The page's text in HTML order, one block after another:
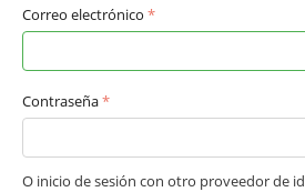
Correo electrónico
Contraseña
O inicio de sesión con otro proveedor de